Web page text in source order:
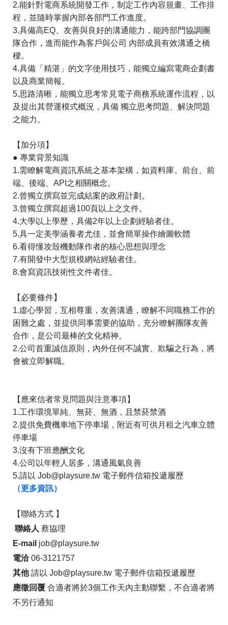
2.能針對電商系統開發工作，制定工作內容規畫、工作排
程，並隨時掌握內部各部門工作進度。
3.具備高EQ、友善與良好的溝通能力，能跨部門協調團
隊合作，進而能作為客戶與公司 內部成員有效溝通之橋
樑。
4.具備「精湛」的文字使用技巧，能獨立編寫電商企劃書
以及商業簡報。
5.思路清晰，能獨立思考常見電子商務系統運作流程，以
及提出其營運模式概況，具備 獨立思考問題、解決問題
之能力。
【加分項】
● 專業背景知識
1.需瞭解電商資訊系統之基本架構，如資料庫、前台、前
端、後端、API之相關概念。
2.曾獨立撰寫並完成結案的政府計劃。
3.曾獨立撰寫超過100頁以上之文件。
4.大學以上學歷，具備2年以上企劃經驗者佳。
5.具一定美學涵養者尤佳，並會簡單操作繪圖軟體
6.看得懂攻殼機動隊作者的核心思想與理念
7.有開發中大型規模網站經驗者佳。
8.會寫資訊技術性文件者佳。
【必要條件】
1.虛心學習，互相尊重，友善溝通，瞭解不同職務工作的
困難之處，並提供同事需要的協助，充分瞭解團隊友善
合作，是公司最棒的文化精神。
2.公司首重誠信原則，內外任何不誠實、欺騙之行為，將
會被立即解職。
【應來信者常見問題與注意事項】
1.工作環境單純、無菸、無酒，且禁菸禁酒
2.提供免費機車地下停車場，附近有可供月租之汽車立體
停車場
3.沒有下班應酬文化
4.公司以年輕人居多，溝通風氣良善
5.請以 Job@playsure.tw 電子郵件信箱投遞履歷
（更多資訊）
【聯絡方式 】
聯絡人 蔡協理
E-mail job@playsure.tw
電洽 06-3121757
其他 請以 Job@playsure.tw 電子郵件信箱投遞履歷
應徵回覆 合適者將於3個工作天內主動聯繫，不合適者將
不另行通知